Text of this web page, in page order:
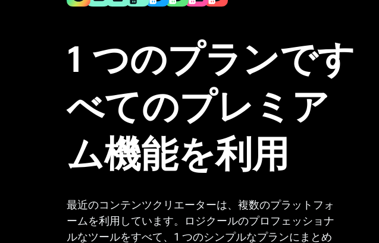
1 つのプランです
べてのプレミア
ム機能を利用
最近のコンテンツクリエーターは、複数のプラットフォ
ームを利用しています。ロジクールのプロフェッショナ
ルなツールをすべて、1 つのシンプルなプランにまとめ